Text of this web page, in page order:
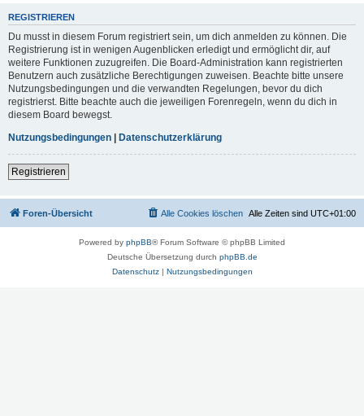
REGISTRIEREN
Du musst in diesem Forum registriert sein, um dich anmelden zu können. Die
Registrierung ist in wenigen Augenblicken erledigt und ermöglicht dir, auf
weitere Funktionen zuzugreifen. Die Board-Administration kann registrierten
Benutzern auch zusätzliche Berechtigungen zuweisen. Beachte bitte unsere
Nutzungsbedingungen und die verwandten Regelungen, bevor du dich
registrierst. Bitte beachte auch die jeweiligen Forenregeln, wenn du dich in
diesem Board bewegst.
Nutzungsbedingungen | Datenschutzerklärung
Registrieren
Foren-Übersicht Alle Zeiten sind UTC+01:00
Alle Cookies löschen
Powered by phpBB® Forum Software © phpBB Limited
Deutsche Übersetzung durch phpBB.de
Datenschutz| Nutzungsbedingungen